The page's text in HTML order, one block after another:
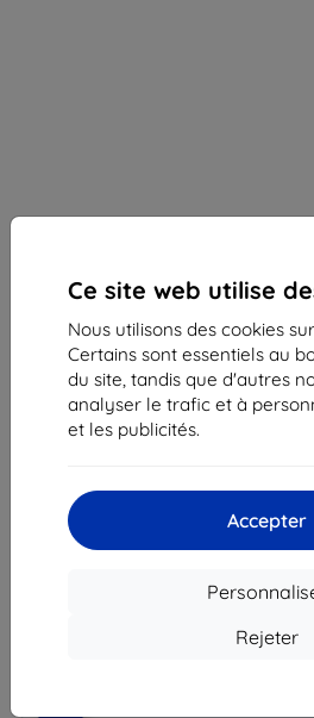
Ce site web utilise
Nous utilisons des cookies
Certains sont essentiels au
du site, tandis que d'autres
analyser le trafic et à
et les publicités.
Accepter
Rejeter
Samsung ET-SNL70MWEGEU
Watch Ultra blanc (ET-
Adapté pour: Samsung Galaxy
étanche, séchage rapide, résistant
un usage sportif
Description et